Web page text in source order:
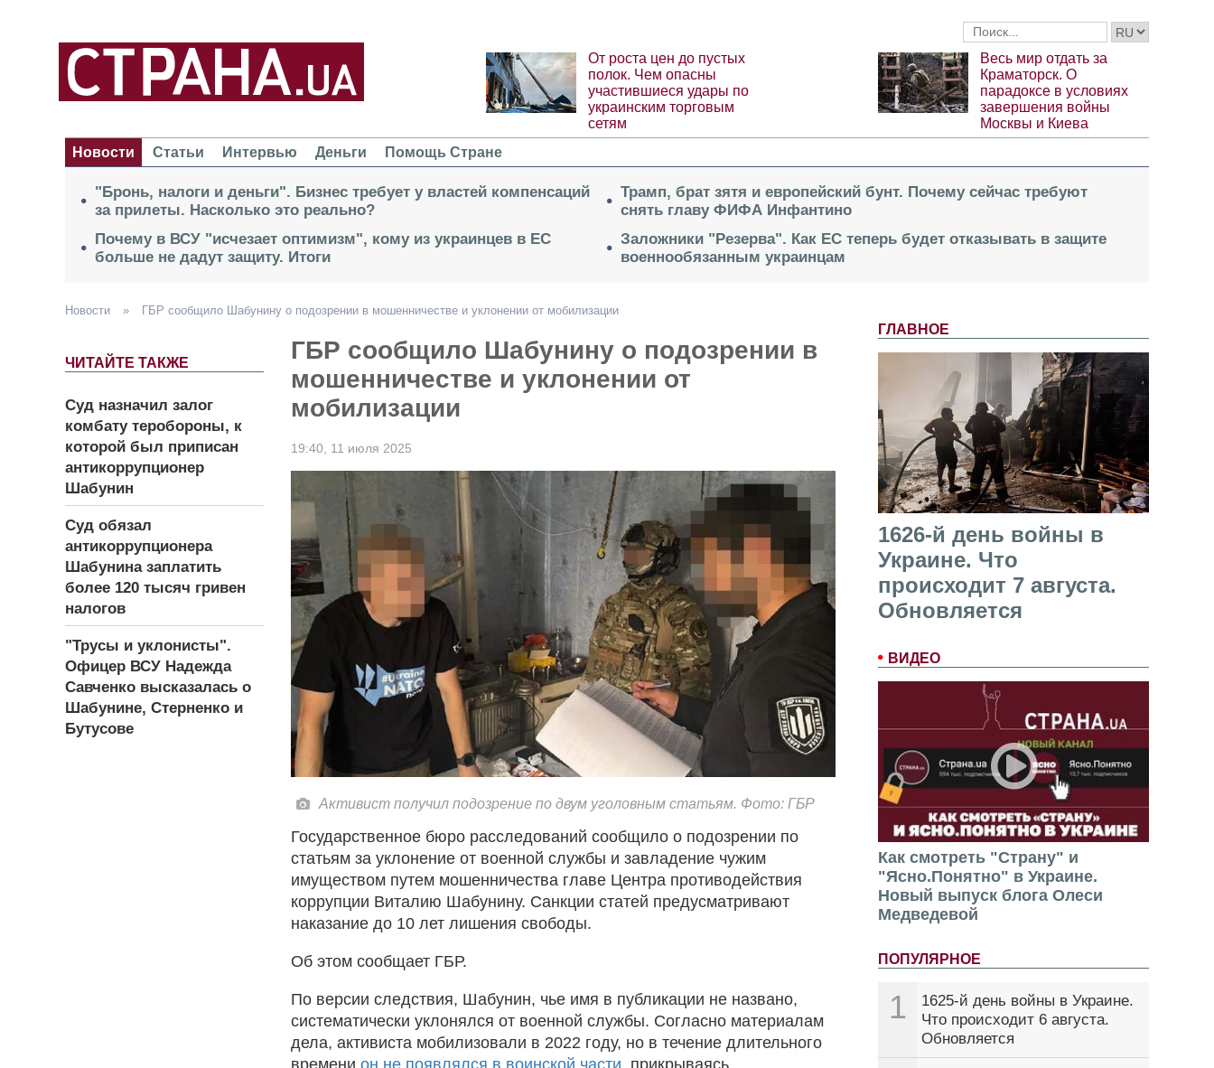
От роста цен до пустых
полок. Чем опасны
участившиеся удары по
украинским торговым
сетям
Весь мир отдать за
Краматорск. О
парадоксе в условиях
завершения войны
Москвы и Киева
Новости
Статьи Интервью Деньги Помощь Стране
"Бронь, налоги и деньги". Бизнес требует у властей компенсаций
за прилеты. Насколько это реально?
Почему в ВСУ "исчезает оптимизм", кому из украинцев в ЕС
больше не дадут защиту. Итоги
Трамп, брат зятя и европейский бунт. Почему сейчас требуют
снять главу ФИФА Инфантино
Заложники "Резерва". Как ЕС теперь будет отказывать в защите
военнообязанным украинцам
ГЛАВНОЕ
1626-й день войны в
Украине. Что
происходит 7 августа.
Обновляется
ВИДЕО
Как смотреть "Страну" и
"Ясно.Понятно" в Украине.
Новый выпуск блога Олеси
Медведевой
ПОПУЛЯРНОЕ
1
1625-й день войны в Украине.
Что происходит 6 августа.
Обновляется
Новости » ГБР сообщило Шабунину о подозрении в мошенничестве и уклонении от мобилизации
ЧИТАЙТЕ ТАКЖЕ
Суд назначил залог
комбату теробороны, к
которой был приписан
антикоррупционер
Шабунин
Суд обязал
антикоррупционера
Шабунина заплатить
более 120 тысяч гривен
налогов
"Трусы и уклонисты".
Офицер ВСУ Надежда
Савченко высказалась о
Шабунине, Стерненко и
Бутусове
ГБР сообщило Шабунину о подозрении в
мошенничестве и уклонении от
мобилизации
19:40, 11 июля 2025
Активист получил подозрение по двум уголовным статьям. Фото: ГБР
Государственное бюро расследований сообщило о подозрении по
статьям за уклонение от военной службы и завладение чужим
имуществом путем мошенничества главе Центра противодействия
коррупции Виталию Шабунину. Санкции статей предусматривают
наказание до 10 лет лишения свободы.
Об этом сообщает ГБР.
По версии следствия, Шабунин, чье имя в публикации не названо,
систематически уклонялся от военной службы. Согласно материалам
дела, активиста мобилизовали в 2022 году, но в течение длительного
времени он не появлялся в воинской части, прикрываясь